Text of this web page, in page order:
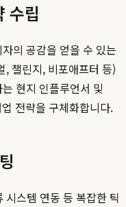
수립
의 공감을 얻을 수 있는
, 챌린지, 비포애프터 등)
현지 인플루언서 및
전략을 구체화합니다.
시스템 연동 등 복잡한 틱